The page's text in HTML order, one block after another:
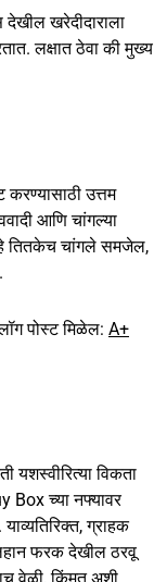
खरेदीदाराला
लक्षात ठेवा की मुख्य
करण्यासाठी उत्तम
आणि चांगल्या
हे तितकेच चांगले समजेल,
पोस्ट मिळेल: A+
यशस्वीरित्या विकता
Box च्या नफ्यावर
ग्राहक
फरक देखील ठरवू